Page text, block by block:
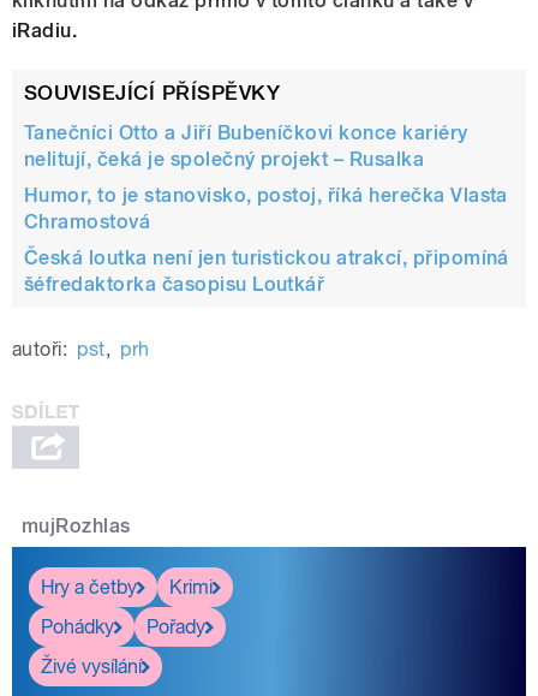
iRadiu.
SOUVISEJÍCÍ PŘÍSPĚVKY
Tanečníci Otto a Jiří Bubeníčkovi konce kariéry
nelitují, čeká je společný projekt – Rusalka
Humor, to je stanovisko, postoj, říká herečka Vlasta
Chramostová
Česká loutka není jen turistickou atrakcí, připomíná
šéfredaktorka časopisu Loutkář
autoři: pst, prh
mujRozhlas
Hry a četby
Krimi
Pohádky
Pořady
Živé vysílání